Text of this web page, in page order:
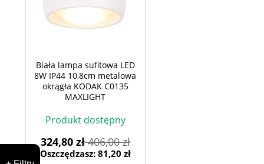
Biała lampa sufitowa LED
8W IP44 10,8cm metalowa
okrągła KODAK C0135
MAXLIGHT
Produkt dostępny
324,80 zł406,00 zł
Oszczędzasz: 81,20 zł